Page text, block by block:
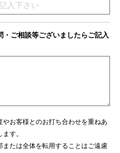
ご相談等ございましたらご記入
やお客様とのお打ち合わせを重ねあ
す。
たは全体を転用することはご遠慮